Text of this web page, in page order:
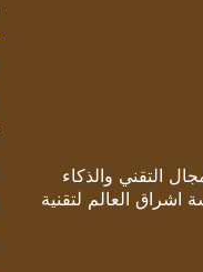
التقني والذكاء
اشراق العالم لتقنية